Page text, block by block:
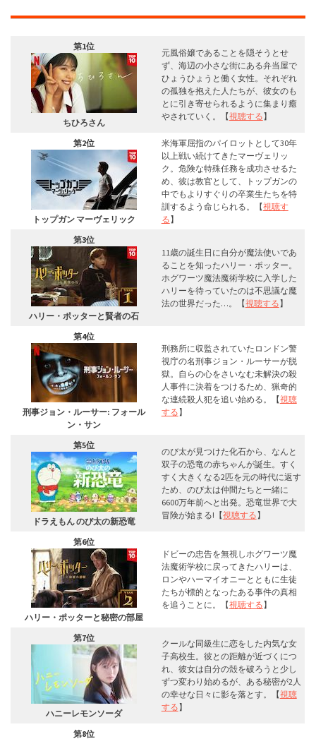
第1位
ちひろさん
元風俗嬢であることを隠そうとせ
ず、海辺の小さな街にある弁当屋で
ひょうひょうと働く女性。それぞれ
の孤独を抱えた人たちが、彼女のも
とに引き寄せられるように集まり癒
やされていく。【視聴する】
第2位
トップガン マーヴェリック
米海軍屈指のパイロットとして30年
以上戦い続けてきたマーヴェリッ
ク。危険な特殊任務を成功させるた
め、彼は教官として、トップガンの
中でもよりすぐりの卒業生たちを特
訓するよう命じられる。【視聴す
る】
第3位
ハリー・ポッターと賢者の石
11歳の誕生日に自分が魔法使いであ
ることを知ったハリー・ポッター。
ホグワーツ魔法魔術学校に入学した
ハリーを待っていたのは不思議な魔
法の世界だった…。【視聴する】
第4位
刑事ジョン・ルーサー: フォール
ン・サン
刑務所に収監されていたロンドン警
視庁の名刑事ジョン・ルーサーが脱
獄。自らの心をさいなむ未解決の殺
人事件に決着をつけるため、猟奇的
な連続殺人犯を追い始める。【視聴
する】
第5位
ドラえもん のび太の新恐竜
のび太が見つけた化石から、なんと
双子の恐竜の赤ちゃんが誕生。すく
すく大きくなる2匹を元の時代に返す
ため、のび太は仲間たちと一緒に
6600万年前へと出発。恐竜世界で大
冒険が始まる!【視聴する】
第6位
ハリー・ポッターと秘密の部屋
ドビーの忠告を無視しホグワーツ魔
法魔術学校に戻ってきたハリーは、
ロンやハーマイオニーとともに生徒
たちが標的となったある事件の真相
を追うことに。【視聴する】
第7位
ハニーレモンソーダ
クールな同級生に恋をした内気な女
子高校生。彼との距離が近づくにつ
れ、彼女は自分の殻を破ろうと少し
ずつ変わり始めるが、ある秘密が2人
の幸せな日々に影を落とす。【視聴
する】
第8位